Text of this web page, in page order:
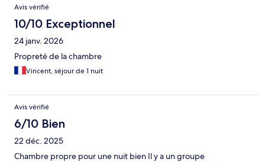
Avis vérifié
10/10 Exceptionnel
24 janv. 2026
Propreté de la chambre
Vincent, séjour de 1 nuit
Avis vérifié
6/10 Bien
22 déc. 2025
Chambre propre pour une nuit bien Il y a un groupe